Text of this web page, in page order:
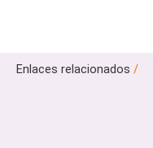
Enlaces relacionados /